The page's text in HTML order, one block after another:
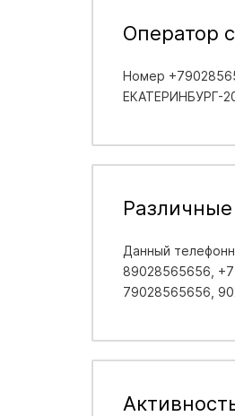
Оператор
Номер
ЕКАТЕРИНБУРГ-
Данный
89028565656,
79028565656,